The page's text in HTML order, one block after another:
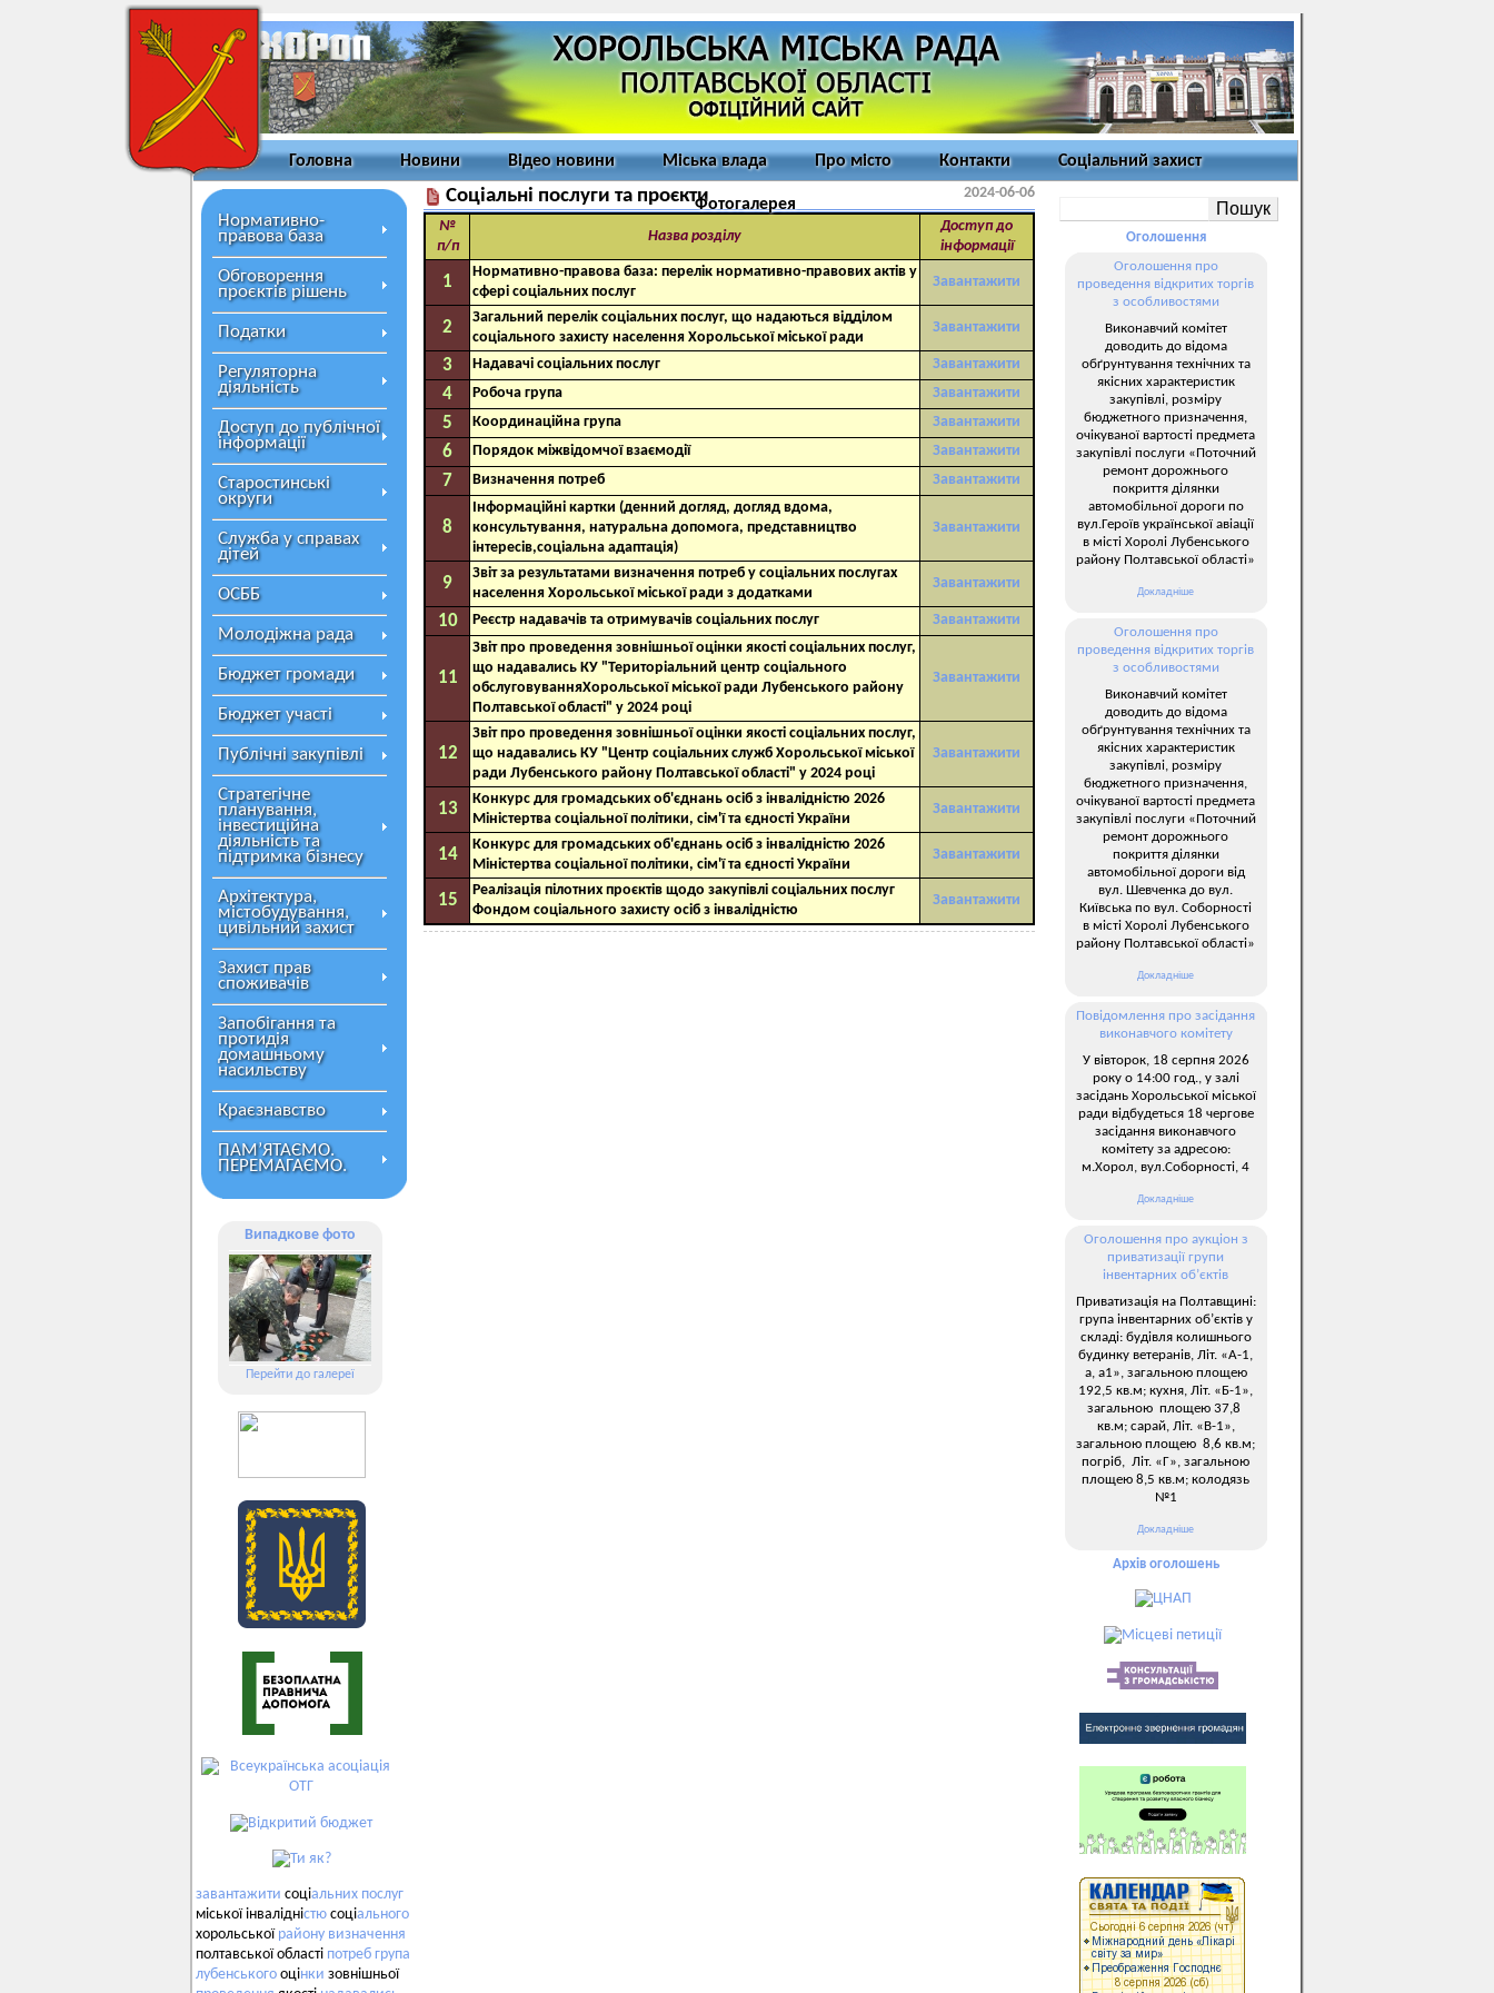
Головна Новини Відео новини Міська влада Про місто Контакти Соціальний захист
Фотогалерея
Нормативно-
правова база
Обговорення
проєктів рішень
Податки
Регуляторна
діяльність
Доступ до публічної
інформації
Старостинські
округи
Служба у справах
дітей
ОСББ
Молодіжна рада
Бюджет громади
Бюджет участі
Публічні закупівлі
Стратегічне
планування,
інвестиційна
діяльність та
підтримка бізнесу
Архітектура,
містобудування,
цивільний захист
Захист прав
споживачів
Запобігання та
протидія
домашньому
насильству
Краєзнавство
ПАМ’ЯТАЄМО.
ПЕРЕМАГАЄМО.
Випадкове фото
Перейти до галереї
завантажити соціальних послуг
міської інвалідністю соціального
хорольської району визначення
полтавської області потреб група
лубенського оцінки зовнішньої
Соціальні послуги та проєкти
2024-06-06
№
п/п
Назва розділу
Доступ до
інформації
1
Нормативно-правова база: перелік нормативно-правових актів у
сфері соціальних послуг
Завантажити
2
Загальний перелік соціальних послуг, що надаються відділом
соціального захисту населення Хорольської міської ради
Завантажити
3 Надавачі соціальних послуг Завантажити
4 Робоча група Завантажити
5 Координаційна група Завантажити
6 Порядок міжвідомчої взаємодії Завантажити
7 Визначення потреб Завантажити
8
Інформаційні картки (денний догляд, догляд вдома,
консультування, натуральна допомога, представництво
інтересів,соціальна адаптація)
Завантажити
9
Звіт за результатами визначення потреб у соціальних послугах
населення Хорольської міської ради з додатками
Завантажити
10 Реєстр надавачів та отримувачів соціальних послуг Завантажити
11
Звіт про проведення зовнішньої оцінки якості соціальних послуг,
що надавались КУ "Територіальний центр соціального
обслуговуванняХорольської міської ради Лубенського району
Полтавської області" у 2024 році
Завантажити
12
Звіт про проведення зовнішньої оцінки якості соціальних послуг,
що надавались КУ "Центр соціальних служб Хорольської міської
ради Лубенського району Полтавської області" у 2024 році
Завантажити
13
Конкурс для громадських об'єднань осіб з інвалідністю 2026
Міністертва соціальної політики, сім'ї та єдності України
Завантажити
14
Конкурс для громадських об'єднань осіб з інвалідністю 2026
Міністертва соціальної політики, сім'ї та єдності України
Завантажити
15
Реалізація пілотних проєктів щодо закупівлі соціальних послуг
Фондом соціального захисту осіб з інвалідністю
Завантажити
Оголошення
Оголошення про
проведення відкритих торгів
з особливостями
Виконавчий комітет
доводить до відома
обґрунтування технічних та
якісних характеристик
закупівлі, розміру
бюджетного призначення,
очікуваної вартості предмета
закупівлі послуги «Поточний
ремонт дорожнього
покриття ділянки
автомобільної дороги по
вул.Героїв української авіації
в місті Хоролі Лубенського
району Полтавської області»
Докладніше
Оголошення про
проведення відкритих торгів
з особливостями
Виконавчий комітет
доводить до відома
обґрунтування технічних та
якісних характеристик
закупівлі, розміру
бюджетного призначення,
очікуваної вартості предмета
закупівлі послуги «Поточний
ремонт дорожнього
покриття ділянки
автомобільної дороги від
вул. Шевченка до вул.
Київська по вул. Соборності
в місті Хоролі Лубенського
району Полтавської області»
Докладніше
Повідомлення про засідання
виконавчого комітету
У вівторок, 18 серпня 2026
року о 14:00 год., у залі
засідань Хорольської міської
ради відбудеться 18 чергове
засідання виконавчого
комітету за адресою:
м.Хорол, вул.Соборності, 4
Докладніше
Оголошення про аукціон з
приватизації групи
інвентарних об’єктів
Приватизація на Полтавщині:
група інвентарних об’єктів у
складі: будівля колишнього
будинку ветеранів, Літ. «А-1,
а, а1», загальною площею
192,5 кв.м; кухня, Літ. «Б-1»,
загальною площею 37,8
кв.м; сарай, Літ. «В-1»,
загальною площею 8,6 кв.м;
погріб, Літ. «Г», загальною
площею 8,5 кв.м; колодязь
№1
Докладніше
Архів оголошень